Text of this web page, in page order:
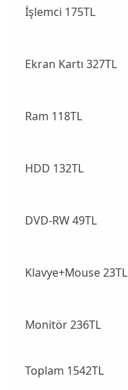
İşlemci 175TL
Ekran Kartı 327TL
Ram 118TL
HDD 132TL
DVD-RW 49TL
Klavye+Mouse 23TL
Monitör 236TL
Toplam 1542TL